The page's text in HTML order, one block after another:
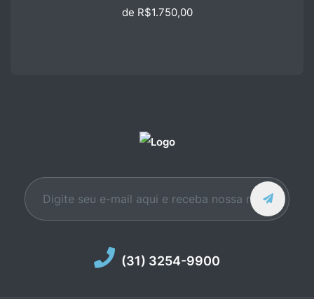
de R$1.750,00
(31) 3254-9900